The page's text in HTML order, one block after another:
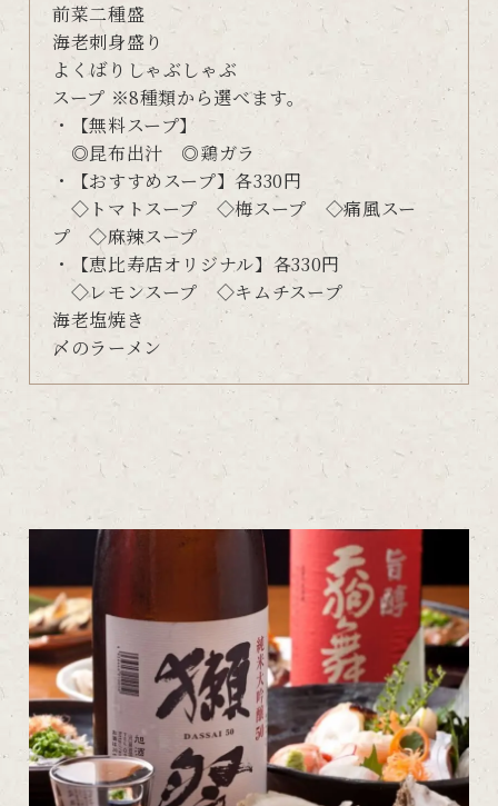
前菜二種盛
海老刺身盛り
よくばりしゃぶしゃぶ
スープ ※8種類から選べます。
・【無料スープ】
◎昆布出汁 ◎鶏ガラ
・【おすすめスープ】各330円
◇トマトスープ ◇梅スープ ◇痛風スー
プ ◇麻辣スープ
・【恵比寿店オリジナル】各330円
◇レモンスープ ◇キムチスープ
海老塩焼き
〆のラーメン